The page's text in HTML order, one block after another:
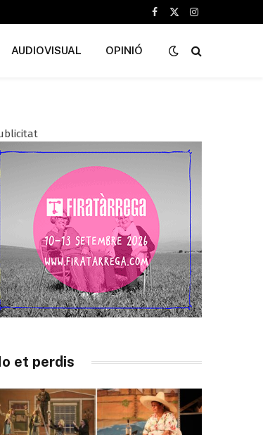
Facebook
X
Instagram
AUDIOVISUAL OPINIÓ
et perdis